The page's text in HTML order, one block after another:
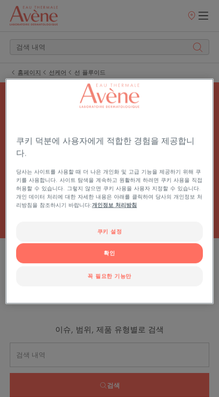
판
홈페이지 선케어 선 플루이드
선 플루이드
데일리 선 크림입니다.
제품 필터 적용하기
이슈, 범위, 제품 유형별로 검색
검색
쿠키 덕분에 사용자에게 적합한 경험을 제공합니
다.
당사는 사이트를 사용할 때 더 나은 개인화 및 고급 기능을 제공하기 위해 쿠
키를 사용합니다. 사이트 탐색을 계속하고 원활하게 하려면 쿠키 사용을 직접
허용할 수 있습니다. 그렇지 않으면 쿠키 사용을 사용자 지정할 수 있습니다.
개인 데이터 처리에 대한 자세한 내용은 아래를 클릭하여 당사의 개인정보 처
리방침을 참조하시기 바랍니다:개인정보 처리방침
쿠키 설정
꼭 필요한 기능만
확인